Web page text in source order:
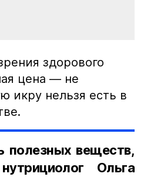
здорового
цена — не
икру нельзя есть в
полезных веществ,
Ольга